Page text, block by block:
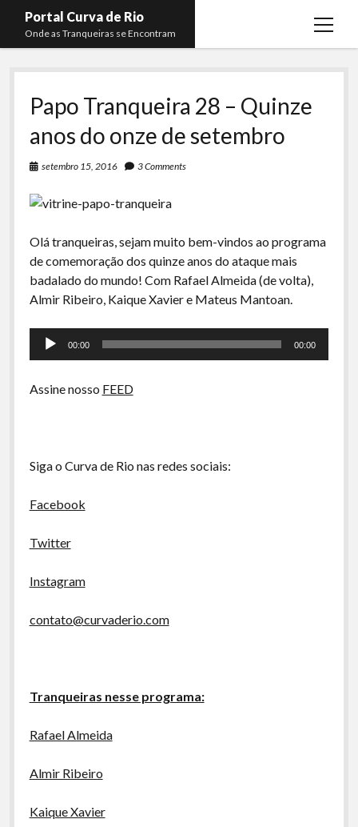
Portal Curva de Rio
Onde as Tranqueiras se Encontram
open
Podcasts open
Curva de Rio
Curva Belas Artes
Curva Classics
Boca do Lixo
Rachão na Beira do RIo
Arquivo CDR
Papo Tranqueira
A Ripa É a Lei
Especiais
Membros
open
Almir Ribeiro
Felype Silva
Mateus Mantoan
Rafael Almeida
twitterfacebookinstagramyoutube
rss emailtelegram
Papo Tranqueira 28 – Quinze
anos do onze de setembro
setembro 15, 2016 3 Comments
Olá tranqueiras, sejam muito bem-vindos ao programa
de comemoração dos quinze anos do ataque mais
badalado do mundo! Com Rafael Almeida (de volta),
Almir Ribeiro, Kaique Xavier e Mateus Mantoan.
Tocador
00:00 00:00
Assine nosso FEED
Siga o Curva de Rio nas redes sociais:
Facebook
Twitter
Instagram
contato@curvaderio.com
Tranqueiras nesse programa:
Rafael Almeida
Almir Ribeiro
Kaique Xavier